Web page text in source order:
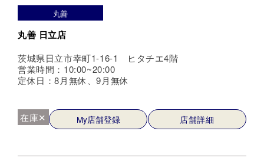
丸善
丸善 日立店
茨城県日立市幸町1-16-1 ヒタチエ4階
営業時間：10:00~20:00
定休日：8月無休、9月無休
在庫✕ My店舗登録 店舗詳細